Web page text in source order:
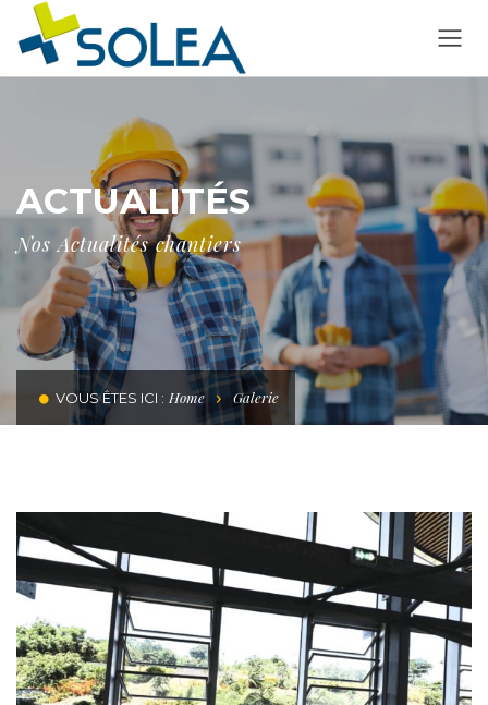
ACTUALITÉS
Nos Actualités chantiers
VOUS ÊTES ICI : Home Galerie